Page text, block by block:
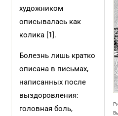
художником
описывалась как
колика [1].
Болезнь лишь кратко
описана в письмах,
написанных после
выздоровления:
головная боль,